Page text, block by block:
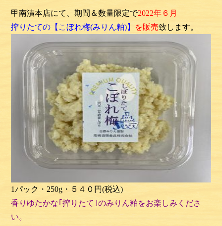
甲南漬本店にて、期間＆数量限定で2022年６月
搾りたての 【こぼれ梅(みりん粕)】 を販売致します。
1パック・250g・５４０円(税込)
香りゆたかな｢搾りたて｣のみりん粕をお楽しみくださ
い。